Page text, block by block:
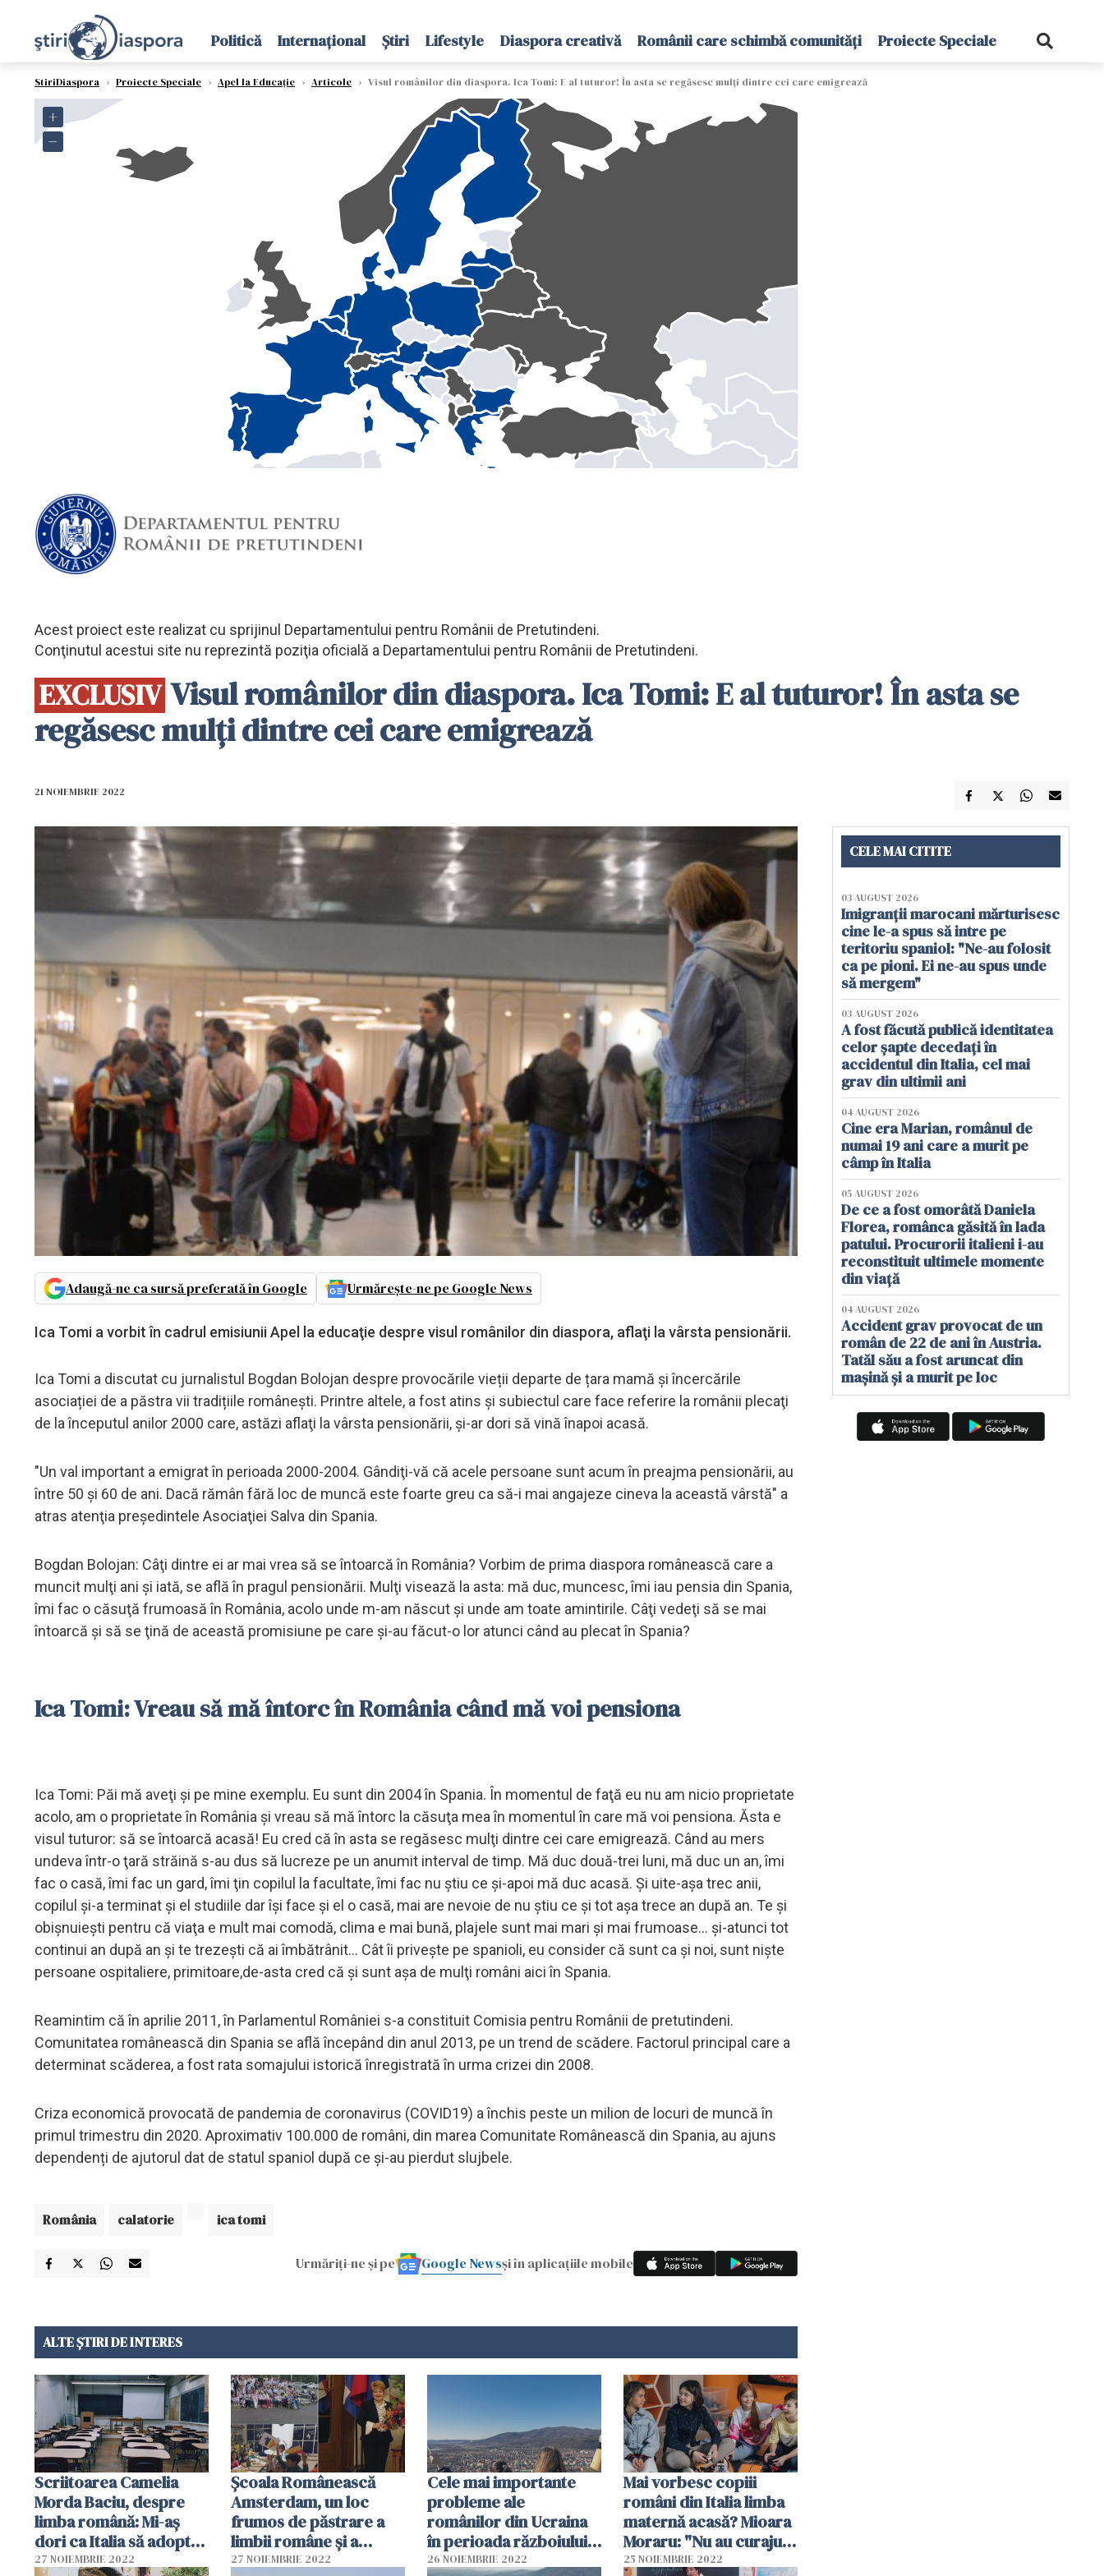
Politică Internațional Știri Lifestyle Diaspora creativă Românii care schimbă comunități Proiecte Speciale
StiriDiaspora › Proiecte Speciale › Apel la Educație › Articole › Visul românilor din diaspora. Ica Tomi: E al tuturor! În asta se regăsesc mulţi dintre cei care emigrează
+
−
Acest proiect este realizat cu sprijinul Departamentului pentru Românii de Pretutindeni.
Conţinutul acestui site nu reprezintă poziţia oficială a Departamentului pentru Românii de Pretutindeni.
EXCLUSIV Visul românilor din diaspora. Ica Tomi: E al tuturor! În asta se
regăsesc mulţi dintre cei care emigrează
21 NOIEMBRIE 2022
Adaugă-ne ca sursă preferată în Google Urmărește-ne pe Google News
Ica Tomi a vorbit în cadrul emisiunii Apel la educaţie despre visul românilor din diaspora, aflaţi la vârsta pensionării.
Ica Tomi a discutat cu jurnalistul Bogdan Bolojan despre provocările vieții departe de țara mamă și încercările
asociației de a păstra vii tradițiile românești. Printre altele, a fost atins şi subiectul care face referire la românii plecaţi
de la începutul anilor 2000 care, astăzi aflaţi la vârsta pensionării, şi-ar dori să vină înapoi acasă.
"Un val important a emigrat în perioada 2000-2004. Gândiţi-vă că acele persoane sunt acum în preajma pensionării, au
între 50 şi 60 de ani. Dacă rămân fără loc de muncă este foarte greu ca să-i mai angajeze cineva la această vârstă" a
atras atenţia preşedintele Asociaţiei Salva din Spania.
Bogdan Bolojan: Câţi dintre ei ar mai vrea să se întoarcă în România? Vorbim de prima diaspora românească care a
muncit mulţi ani şi iată, se află în pragul pensionării. Mulţi visează la asta: mă duc, muncesc, îmi iau pensia din Spania,
îmi fac o căsuţă frumoasă în România, acolo unde m-am născut şi unde am toate amintirile. Câţi vedeţi să se mai
întoarcă şi să se ţină de această promisiune pe care şi-au făcut-o lor atunci când au plecat în Spania?
Ica Tomi: Vreau să mă întorc în România când mă voi pensiona
Ica Tomi: Păi mă aveţi şi pe mine exemplu. Eu sunt din 2004 în Spania. În momentul de faţă eu nu am nicio proprietate
acolo, am o proprietate în România şi vreau să mă întorc la căsuţa mea în momentul în care mă voi pensiona. Ăsta e
visul tuturor: să se întoarcă acasă! Eu cred că în asta se regăsesc mulţi dintre cei care emigrează. Când au mers
undeva într-o ţară străină s-au dus să lucreze pe un anumit interval de timp. Mă duc două-trei luni, mă duc un an, îmi
fac o casă, îmi fac un gard, îmi ţin copilul la facultate, îmi fac nu ştiu ce şi-apoi mă duc acasă. Şi uite-aşa trec anii,
copilul şi-a terminat şi el studiile dar îşi face şi el o casă, mai are nevoie de nu ştiu ce şi tot aşa trece an după an. Te şi
obişnuieşti pentru că viaţa e mult mai comodă, clima e mai bună, plajele sunt mai mari şi mai frumoase... şi-atunci tot
continui an după an şi te trezeşti că ai îmbătrânit... Cât îi priveşte pe spanioli, eu consider că sunt ca şi noi, sunt nişte
persoane ospitaliere, primitoare,de-asta cred că şi sunt aşa de mulţi români aici în Spania.
Reamintim că în aprilie 2011, în Parlamentul României s-a constituit Comisia pentru Românii de pretutindeni.
Comunitatea românească din Spania se află începând din anul 2013, pe un trend de scădere. Factorul principal care a
determinat scăderea, a fost rata somajului istorică înregistrată în urma crizei din 2008.
Criza economică provocată de pandemia de coronavirus (COVID19) a închis peste un milion de locuri de muncă în
primul trimestru din 2020. Aproximativ 100.000 de români, din marea Comunitate Românească din Spania, au ajuns
dependenți de ajutorul dat de statul spaniol după ce și-au pierdut slujbele.
România calatorie ica tomi
Urmăriți-ne și pe Google Newsși în aplicațiile mobile
ALTE ȘTIRI DE INTERES
Scriitoarea Camelia
Morda Baciu, despre
limba română: Mi-aș
dori ca Italia să adopte
modelul Belgiei / video
27 NOIEMBRIE 2022
Școala Românească
Amsterdam, un loc
frumos de păstrare a
limbii române și a
tradițiilor printre copiii
27 NOIEMBRIE 2022
Cele mai importante
probleme ale
românilor din Ucraina
în perioada războiului
(sondaj)
26 NOIEMBRIE 2022
Mai vorbesc copiii
români din Italia limba
maternă acasă? Mioara
Moraru: "Nu au curajul
să vorbească
25 NOIEMBRIE 2022
CELE MAI CITITE
03 AUGUST 2026
Imigranții marocani mărturisesc
cine le-a spus să intre pe
teritoriu spaniol: "Ne-au folosit
ca pe pioni. Ei ne-au spus unde
să mergem"
03 AUGUST 2026
A fost făcută publică identitatea
celor șapte decedați în
accidentul din Italia, cel mai
grav din ultimii ani
04 AUGUST 2026
Cine era Marian, românul de
numai 19 ani care a murit pe
câmp în Italia
05 AUGUST 2026
De ce a fost omorâtă Daniela
Florea, românca găsită în lada
patului. Procurorii italieni i-au
reconstituit ultimele momente
din viață
04 AUGUST 2026
Accident grav provocat de un
român de 22 de ani în Austria.
Tatăl său a fost aruncat din
mașină și a murit pe loc